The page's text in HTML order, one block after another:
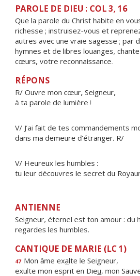
PAROLE DE DIEU : COL 3, 16
Que la parole du Christ habite en
richesse ; instruisez-vous et
autres avec une vraie sagesse ; par
hymnes et de libres louanges,
cœurs, votre reconnaissance.
RÉPONS
R/ Ouvre mon cœur, Seigneur,
à ta parole de lumière !
V/ J’ai fait de tes commandements
dans ma demeure d’étranger. R/
V/ Heureux les humbles :
tu leur découvres le secret du
ANTIENNE
Seigneur, éternel est ton amour : du
regardes les humbles.
CANTIQUE DE MARIE (LC 1)
47 Mon âme exalte le Seigneur,
exulte mon esprit en Dieu, mon